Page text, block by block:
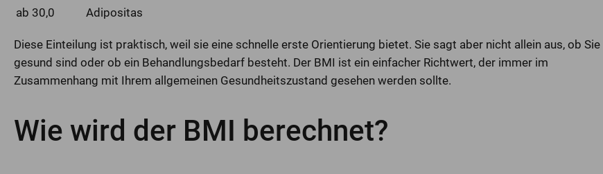
ab 30,0
Adipositas
Diese Einteilung ist praktisch, weil sie eine schnelle erste Orientierung bietet. Sie sagt aber nicht allein aus, ob Sie
gesund sind oder ob ein Behandlungsbedarf besteht. Der BMI ist ein einfacher Richtwert, der immer im
Zusammenhang mit Ihrem allgemeinen Gesundheitszustand gesehen werden sollte.
Wie wird der BMI berechnet?